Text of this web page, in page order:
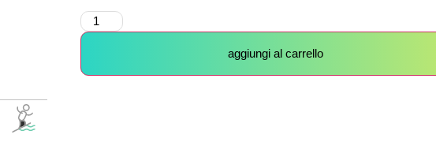
aggiungi al carrello